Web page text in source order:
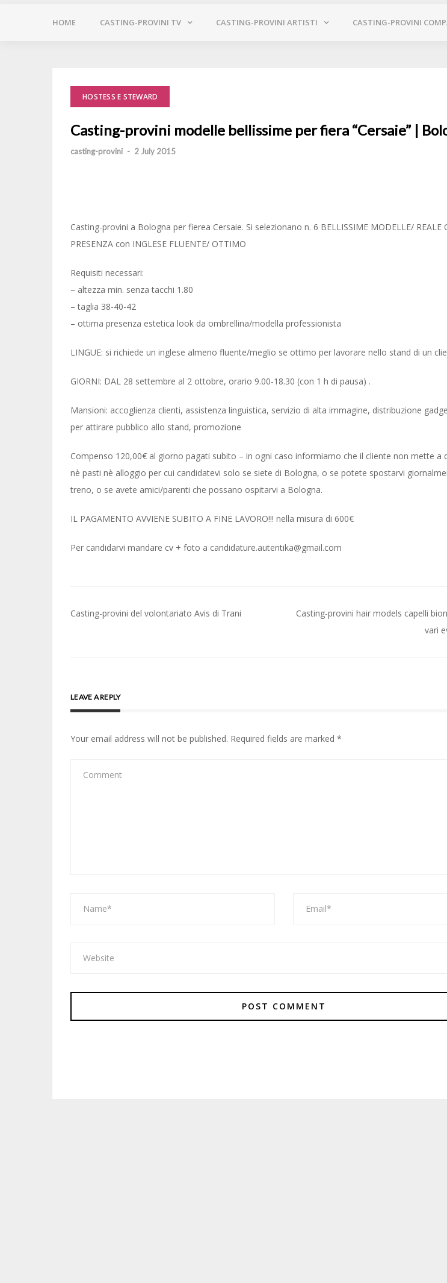
HOME CASTING-PROVINI TV CASTING-PROVINI ARTISTI CASTING-PROVINI
HOSTESS E STEWARD
Casting-provini modelle bellissime per fiera “Cersaie” |
casting-provini - 2 July 2015
Casting-provini a Bologna per fierea Cersaie. Si selezionano n. 6 BELLISSIME MODELLE/ REALE
PRESENZA con INGLESE FLUENTE/ OTTIMO
Requisiti necessari:
– altezza min. senza tacchi 1.80
– taglia 38-40-42
– ottima presenza estetica look da ombrellina/modella professionista
LINGUE: si richiede un inglese almeno fluente/meglio se ottimo per lavorare nello stand di un
GIORNI: DAL 28 settembre al 2 ottobre, orario 9.00-18.30 (con 1 h di pausa) .
Mansioni: accoglienza clienti, assistenza linguistica, servizio di alta immagine, distribuzione
per attirare pubblico allo stand, promozione
Compenso 120,00€ al giorno pagati subito – in ogni caso informiamo che il cliente non mette a
nè pasti nè alloggio per cui candidatevi solo se siete di Bologna, o se potete spostarvi
treno, o se avete amici/parenti che possano ospitarvi a Bologna.
IL PAGAMENTO AVVIENE SUBITO A FINE LAVORO!!! nella misura di 600€
Per candidarvi mandare cv + foto a candidature.autentika@gmail.com
Post
Casting-provini del volontariato Avis di Trani
Casting-provini hair models capelli
vari
LEAVE A REPLY
Your email address will not be published. Required fields are marked *